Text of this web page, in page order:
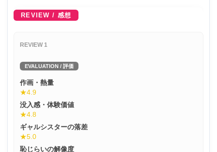
REVIEW / 感想
REVIEW 1
EVALUATION / 評価
作画・熱量
★4.9
没入感・体験価値
★4.8
ギャルシスターの落差
★5.0
恥じらいの解像度